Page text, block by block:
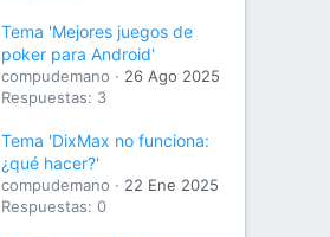
Tema 'Mejores juegos de
poker para Android'
compudemano
26 Ago 2025
Respuestas: 3
Tema 'DixMax no funciona:
¿qué hacer?'
compudemano
22 Ene 2025
Respuestas: 0